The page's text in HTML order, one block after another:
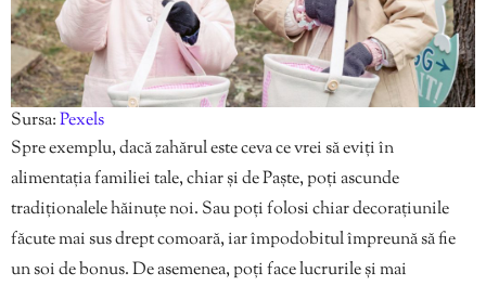
Sursa:Pexels
Spre exemplu, dacă zahărul este ceva ce vrei să eviți în
alimentația familiei tale, chiar și de Paște, poți ascunde
tradiționalele hăinuțe noi. Sau poți folosi chiar decorațiunile
făcute mai sus drept comoară, iar împodobitul împreună să fie
un soi de bonus. De asemenea, poți face lucrurile și mai